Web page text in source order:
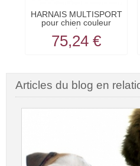
HARNAIS MULTISPORT
pour chien couleur
noir...
75,24 €
Articles du blog en